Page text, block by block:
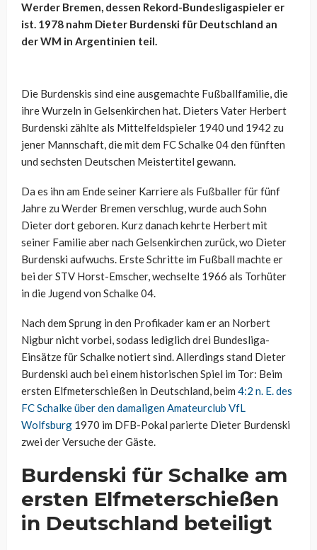
Werder Bremen, dessen Rekord-Bundesligaspieler er
ist. 1978 nahm Dieter Burdenski für Deutschland an
der WM in Argentinien teil.
Die Burdenskis sind eine ausgemachte Fußballfamilie, die
ihre Wurzeln in Gelsenkirchen hat. Dieters Vater Herbert
Burdenski zählte als Mittelfeldspieler 1940 und 1942 zu
jener Mannschaft, die mit dem FC Schalke 04 den fünften
und sechsten Deutschen Meistertitel gewann.
Da es ihn am Ende seiner Karriere als Fußballer für fünf
Jahre zu Werder Bremen verschlug, wurde auch Sohn
Dieter dort geboren. Kurz danach kehrte Herbert mit
seiner Familie aber nach Gelsenkirchen zurück, wo Dieter
Burdenski aufwuchs. Erste Schritte im Fußball machte er
bei der STV Horst-Emscher, wechselte 1966 als Torhüter
in die Jugend von Schalke 04.
Nach dem Sprung in den Profikader kam er an Norbert
Nigbur nicht vorbei, sodass lediglich drei Bundesliga-
Einsätze für Schalke notiert sind. Allerdings stand Dieter
Burdenski auch bei einem historischen Spiel im Tor: Beim
ersten Elfmeterschießen in Deutschland, beim 4:2 n. E. des
FC Schalke über den damaligen Amateurclub VfL
Wolfsburg 1970 im DFB-Pokal parierte Dieter Burdenski
zwei der Versuche der Gäste.
Burdenski für Schalke am
ersten Elfmeterschießen
in Deutschland beteiligt